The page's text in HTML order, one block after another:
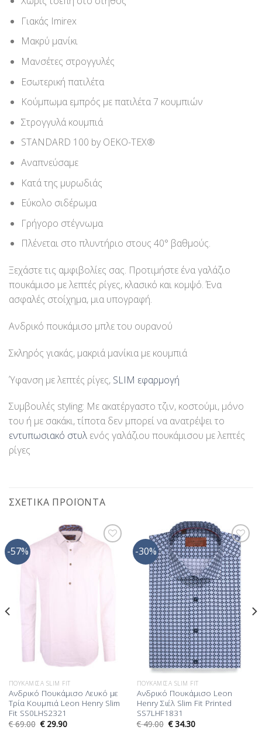
Γιακάς Imirex
Μακρύ μανίκι
Μανσέτες στρογγυλές
Εσωτερική πατιλέτα
Κούμπωμα εμπρός με πατιλέτα 7 κουμπιών
Στρογγυλά κουμπιά
STANDARD 100 by OEKO-TEX®
Αναπνεύσαμε
Κατά της μυρωδιάς
Εύκολο σιδέρωμα
Γρήγορο στέγνωμα
Πλένεται στο πλυντήριο στους 40° βαθμούς.
Ξεχάστε τις αμφιβολίες σας. Προτιμήστε ένα γαλάζιο
πουκάμισο με λεπτές ρίγες, κλασικό και κομψό. Ένα
ασφαλές στοίχημα, μια υπογραφή.
Ανδρικό πουκάμισο μπλε του ουρανού
Σκληρός γιακάς, μακριά μανίκια με κουμπιά
Ύφανση με λεπτές ρίγες, SLIM εφαρμογή
Συμβουλές styling: Με ακατέργαστο τζιν, κοστούμι, μόνο
του ή με σακάκι, τίποτα δεν μπορεί να ανατρέψει το
εντυπωσιακό στυλ ενός γαλάζιου πουκάμισου με λεπτές
ρίγες
ΣΧΕΤΙΚΆ ΠΡΟΪΌΝΤΑ
-57%
ΠΟΥΚΆΜΙΣΑ SLIM FIT
Ανδρικό Πουκάμισο Λευκό με
Τρία Κουμπιά Leon Henry Slim
Fit SS0LHS2321
€69.00 €29.90
-30%
Προσθήκη
στη Λίστα
Επιθυμίας
ΠΟΥΚΆΜΙΣΑ SLIM FIT
Ανδρικό Πουκάμισο Leon
Henry Σιέλ Slim Fit Printed
SS7LHF1831
€49.00 €34.30